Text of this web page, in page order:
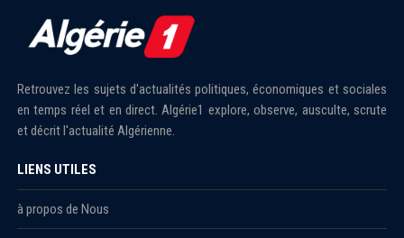
Retrouvez les sujets d'actualités politiques, économiques et sociales
en temps réel et en direct. Algérie1 explore, observe, ausculte, scrute
et décrit l'actualité Algérienne.
LIENS UTILES
à propos de Nous